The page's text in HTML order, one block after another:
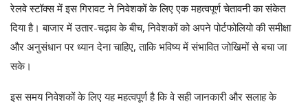
रेलवे स्टॉक्स में इस गिरावट ने निवेशकों के लिए एक महत्वपूर्ण चेतावनी का संकेत
दिया है। बाजार में उतार-चढ़ाव के बीच, निवेशकों को अपने पोर्टफोलियो की समीक्षा
और अनुसंधान पर ध्यान देना चाहिए, ताकि भविष्य में संभावित जोखिमों से बचा जा
सके।
इस समय निवेशकों के लिए यह महत्वपूर्ण है कि वे सही जानकारी और सलाह के